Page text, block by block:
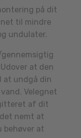
på dit
til mindre
undulater.
at den
at undgå din
Velegnet
af dit
nemt at
behøver at